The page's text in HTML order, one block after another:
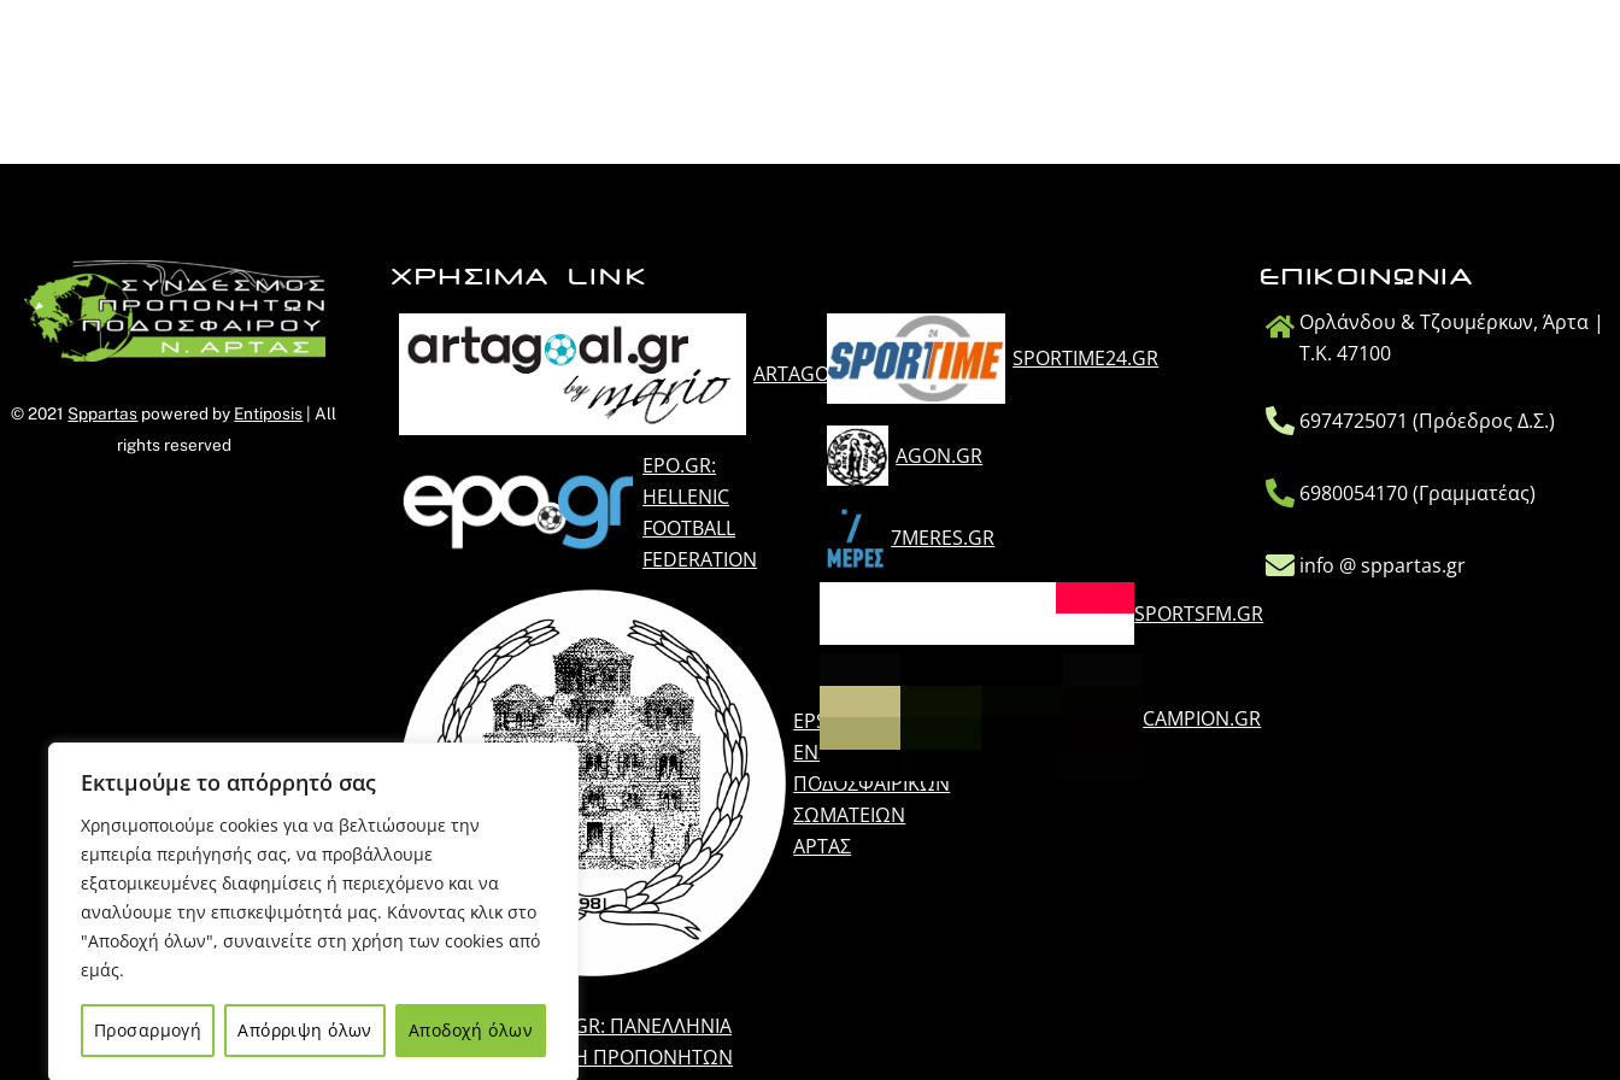
Εκτιμούμε το απόρρητό σας
Χρησιμοποιούμε cookies για να βελτιώσουμε την
εμπειρία περιήγησής σας, να προβάλλουμε
εξατομικευμένες διαφημίσεις ή περιεχόμενο και να
αναλύουμε την επισκεψιμότητά μας. Κάνοντας κλικ στο
"Αποδοχή όλων", συναινείτε στη χρήση των cookies από
εμάς.
Προσαρμογή Απόρριψη όλων Αποδοχή όλων
© 2021 Sppartas powered by Entiposis | All
rights reserved
ΧΡΗΣΙΜΑ LINK
ARTAGOAL.GR
EPO.GR:
HELLENIC
FOOTBALL
FEDERATION
EPSARTAS.GR:
ΈΝΩΣΗ
ΠΟΔΟΣΦΑΙΡΙΚΏΝ
ΣΩΜΑΤΕΊΩΝ
ΆΡΤΑΣ
PEPP.GR: ΠΑΝΕΛΛΉΝΙΑ
ΈΝΩΣΗ ΠΡΟΠΟΝΗΤΏΝ
SPORTIME24.GR
AGON.GR
7MERES.GR
SPORTSFM.GR
CAMPION.GR
ΕΠΙΚΟΙΝΩΝΙΑ
Ορλάνδου & Τζουμέρκων, Άρτα |
Τ.Κ. 47100
6974725071 (Πρόεδρος Δ.Σ.)
6980054170 (Γραμματέας)
info @ sppartas.gr